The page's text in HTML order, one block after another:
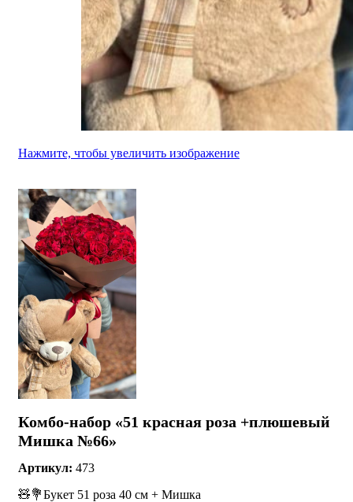
Нажмите, чтобы увеличить изображение
Комбо-набор «51 красная роза +плюшевый
Мишка №66»
Артикул: 473
🧸💐Букет 51 роза 40 см + Мишка